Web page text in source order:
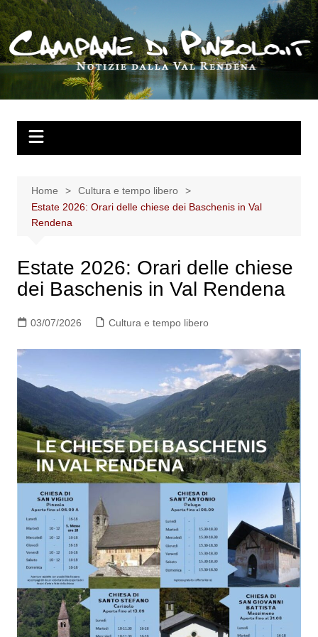
Salta
al
contenuto
Home
Cultura e tempo libero
Estate 2026: Orari delle chiese dei Baschenis in Val
Rendena
Estate 2026: Orari delle chiese
dei Baschenis in Val Rendena
03/07/2026 Cultura e tempo libero